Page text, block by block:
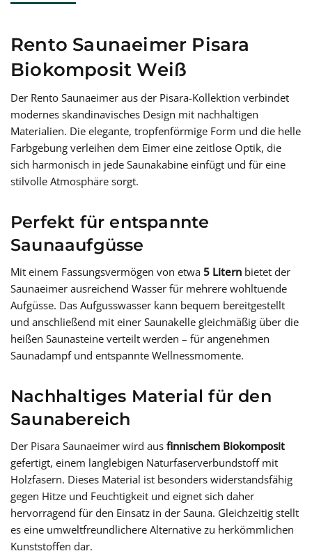
Rento Saunaeimer Pisara
Biokomposit Weiß
Der Rento Saunaeimer aus der Pisara-Kollektion verbindet
modernes skandinavisches Design mit nachhaltigen
Materialien. Die elegante, tropfenförmige Form und die helle
Farbgebung verleihen dem Eimer eine zeitlose Optik, die
sich harmonisch in jede Saunakabine einfügt und für eine
stilvolle Atmosphäre sorgt.
Perfekt für entspannte
Saunaaufgüsse
Mit einem Fassungsvermögen von etwa 5 Litern bietet der
Saunaeimer ausreichend Wasser für mehrere wohltuende
Aufgüsse. Das Aufgusswasser kann bequem bereitgestellt
und anschließend mit einer Saunakelle gleichmäßig über die
heißen Saunasteine verteilt werden – für angenehmen
Saunadampf und entspannte Wellnessmomente.
Nachhaltiges Material für den
Saunabereich
Der Pisara Saunaeimer wird aus finnischem Biokomposit
gefertigt, einem langlebigen Naturfaserverbundstoff mit
Holzfasern. Dieses Material ist besonders widerstandsfähig
gegen Hitze und Feuchtigkeit und eignet sich daher
hervorragend für den Einsatz in der Sauna. Gleichzeitig stellt
es eine umweltfreundlichere Alternative zu herkömmlichen
Kunststoffen dar.